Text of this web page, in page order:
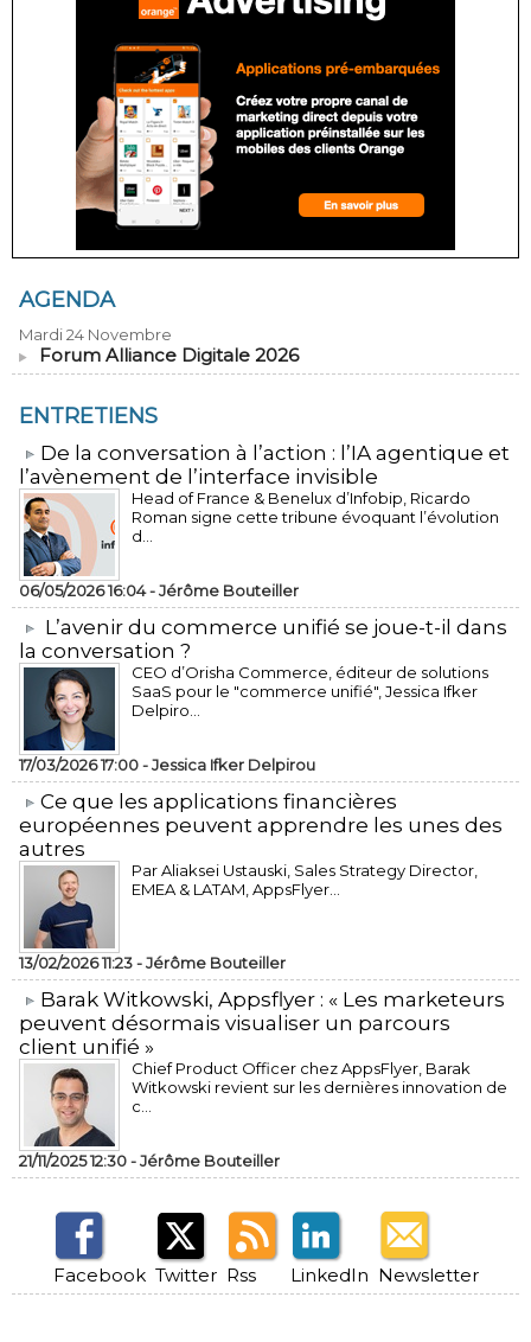
AGENDA
Mardi 24 Novembre
Forum Alliance Digitale 2026
ENTRETIENS
​De la conversation à l’action : l’IA agentique et
l’avènement de l’interface invisible
Head of France & Benelux d’Infobip, Ricardo
Roman signe cette tribune évoquant l’évolution
d...
06/05/2026 16:04 -Jérôme Bouteiller
L’avenir du commerce unifié se joue-t-il dans
la conversation ?
CEO d’Orisha Commerce, éditeur de solutions
SaaS pour le "commerce unifié", Jessica Ifker
Delpiro...
17/03/2026 17:00 -Jessica Ifker Delpirou
​Ce que les applications financières
européennes peuvent apprendre les unes des
autres
Par Aliaksei Ustauski, Sales Strategy Director,
EMEA & LATAM, AppsFlyer...
13/02/2026 11:23 -Jérôme Bouteiller
​Barak Witkowski, Appsflyer : « Les marketeurs
peuvent désormais visualiser un parcours
client unifié »
Chief Product Officer chez AppsFlyer, ​Barak
Witkowski revient sur les dernières innovation de
c...
21/11/2025 12:30 -Jérôme Bouteiller
Facebook Twitter Rss LinkedIn Newsletter